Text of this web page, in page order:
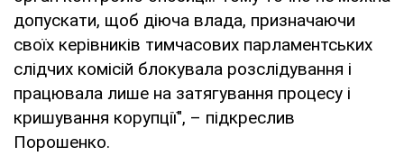
допускати, щоб діюча влада, призначаючи
своїх керівників тимчасових парламентських
слідчих комісій блокувала розслідування і
працювала лише на затягування процесу і
кришування корупції", – підкреслив
Порошенко.